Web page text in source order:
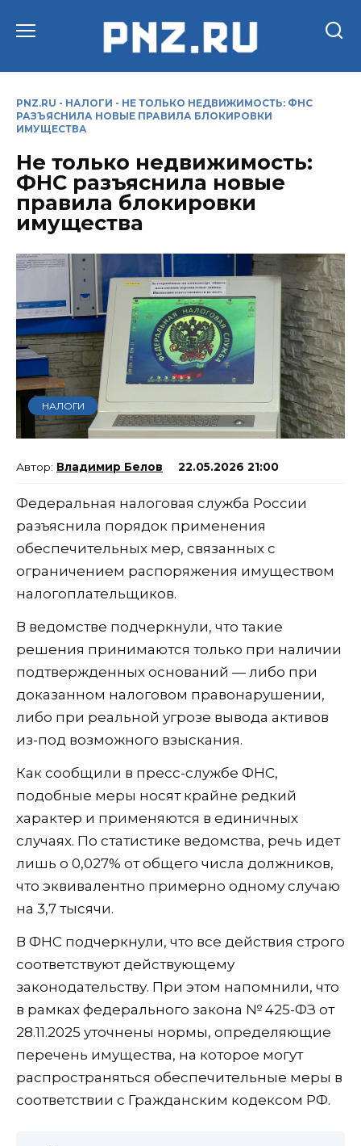
PNZ.RU - НАЛОГИ - НЕ ТОЛЬКО НЕДВИЖИМОСТЬ: ФНС
РАЗЪЯСНИЛА НОВЫЕ ПРАВИЛА БЛОКИРОВКИ
ИМУЩЕСТВА
Не только недвижимость:
ФНС разъяснила новые
правила блокировки
имущества
НАЛОГИ
Владимир Белов 22.05.2026 21:00
Федеральная налоговая служба России
разъяснила порядок применения
обеспечительных мер, связанных с
ограничением распоряжения имуществом
налогоплательщиков.
В ведомстве подчеркнули, что такие
решения принимаются только при наличии
подтвержденных оснований — либо при
доказанном налоговом правонарушении,
либо при реальной угрозе вывода активов
из-под возможного взыскания.
Как сообщили в пресс-службе ФНС,
подобные меры носят крайне редкий
характер и применяются в единичных
случаях. По статистике ведомства, речь идет
лишь о 0,027% от общего числа должников,
что эквивалентно примерно одному случаю
на 3,7 тысячи.
В ФНС подчеркнули, что все действия строго
соответствуют действующему
законодательству. При этом напомнили, что
в рамках федерального закона № 425-ФЗ от
28.11.2025 уточнены нормы, определяющие
перечень имущества, на которое могут
распространяться обеспечительные меры в
соответствии с Гражданским кодексом РФ.